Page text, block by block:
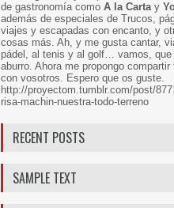
de gastronomía como A la Cartay
además de especiales de Trucos,
viajes y escapadas con encanto, y
cosas más. Ah, y me gusta cantar,
pádel, al tenis y al golf… vamos, que
aburro. Ahora me propongo compartir
con vosotros. Espero que os guste.
http://proyectom.tumblr.com/post/
risa-machin-nuestra-todo-terreno
RECENT POSTS
SAMPLE TEXT